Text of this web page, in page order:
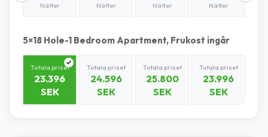
Nätter
Nätter
Nätter
Nätter
5×18 Hole-1 Bedroom Apartment, Frukost ingår
Totala priset
23.396
SEK
Totala priset
24.596
SEK
Totala priset
25.800
SEK
Totala priset
23.996
SEK